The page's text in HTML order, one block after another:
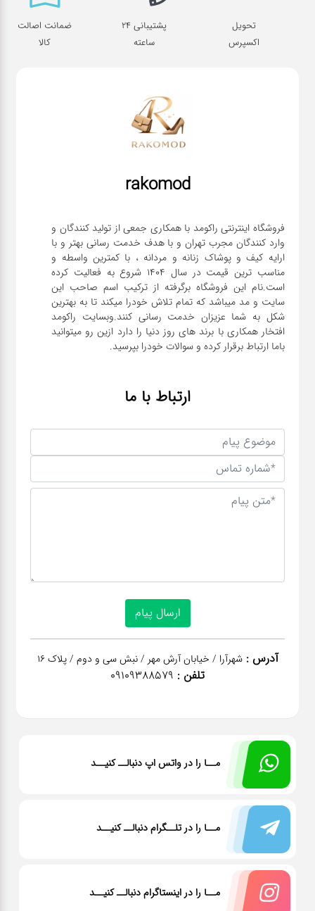
تحویل
اکسپرس
پشتیبانی 24
ساعته
ضمانت اصالت
کالا
rakomod
فروشگاه اینترنتی راکومد با همکاری جمعی از تولید کنندگان و
وارد کنندگان مجرب تهران و با هدف خدمت رسانی بهتر و با
ارایه کیف و پوشاک زنانه و مردانه ، با کمترین واسطه و
مناسب ترین قیمت در سال 1404 شروع به فعالیت کرده
است.نام این فروشگاه برگرفته از ترکیب اسم صاحب این
سایت و مد میباشد که تمام تلاش خودرا میکند تا به بهترین
شکل به شما عزیزان خدمت رسانی کنند.وبسایت راکومد
افتخار همکاری با برند های روز دنیا را دارد ازین رو میتوانید
باما ارتباط برقرار کرده و سوالات خودرا بپرسید.
ارتباط با ما
آدرس : شهرآرا / خیابان آرش مهر / نبش سی و دوم / پلاک 16
تلفن : 09109388579
مــا را در واتس اپ دنبالــ کنیــد
مــا را در تلــگرام دنبالــ کنیــد
مــا را در اینستاگرام دنبالــ کنیــد